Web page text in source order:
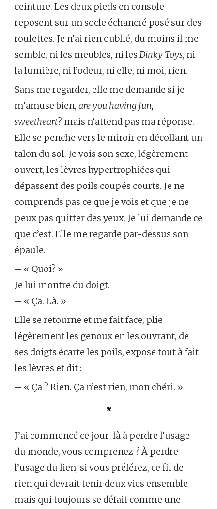
ceinture. Les deux pieds en console
reposent sur un socle échancré posé sur des
roulettes. Je n’ai rien oublié, du moins il me
semble, ni les meubles, ni les Dinky Toys, ni
la lumière, ni l’odeur, ni elle, ni moi, rien.
Sans me regarder, elle me demande si je
m’amuse bien, are you having fun,
sweetheart? mais n’attend pas ma réponse.
Elle se penche vers le miroir en décollant un
talon du sol. Je vois son sexe, légèrement
ouvert, les lèvres hypertrophiées qui
dépassent des poils coupés courts. Je ne
comprends pas ce que je vois et que je ne
peux pas quitter des yeux. Je lui demande ce
que c’est. Elle me regarde par-dessus son
épaule.
– « Quoi? »
Je lui montre du doigt.
– « Ça. Là. »
Elle se retourne et me fait face, plie
légèrement les genoux en les ouvrant, de
ses doigts écarte les poils, expose tout à fait
les lèvres et dit :
– « Ça ? Rien. Ça n’est rien, mon chéri. »
*
J’ai commencé ce jour-là à perdre l’usage
du monde, vous comprenez ? À perdre
l’usage du lien, si vous préférez, ce fil de
rien qui devrait tenir deux vies ensemble
mais qui toujours se défait comme une